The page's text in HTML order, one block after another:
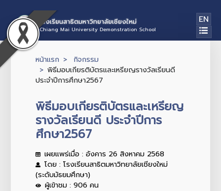
โรงเรียนสาธิตมหาวิทยาลัยเชียงใหม่
Chiang Mai University Demonstration School
EN
หน้าแรก
กิจกรรม
พิธีมอบเกียรติบัตรและเหรียญรางวัลเรียนดี
ประจำปีการศึกษา2567
พิธีมอบเกียรติบัตรและเหรียญ
รางวัลเรียนดี ประจำปีการ
ศึกษา2567
เผยแพร่เมื่อ : อังคาร 26 สิงหาคม 2568
โดย : โรงเรียนสาธิตมหาวิทยาลัยเชียงใหม่
(ระดับมัธยมศึกษา)
ผู้เข้าชม : 906 คน